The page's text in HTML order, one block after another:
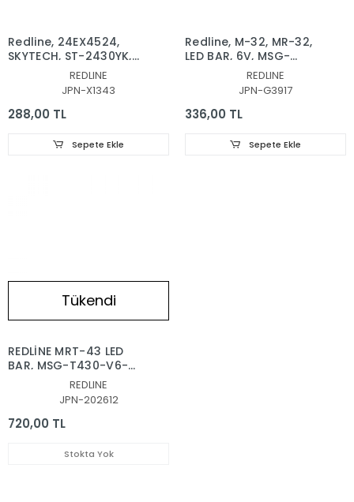
Redline, 24EX4524,
SKYTECH, ST-2430YK,
LED BAR, BACKLIGHT,
ZDCX236D06-ZC14F-
02, HL-00240A28-
0601S-02, MASON-LED,
REDLINE
JPN-X1343
288,00 TL
Sepete Ekle
Redline, M-32, MR-32,
LED BAR, 6V, MSG-
T320-V6-3030-XYH-
558.59MM*12MM*1.0T,
1.3.10703200266, TV,
REDLINE
JPN-G3917
336,00 TL
Sepete Ekle
Tükendi
REDLİNE MRT-43 LED
BAR, MSG-T430-V6-
3030-G1-6-07, REDLINE
M43 LED BAR
REDLINE
JPN-202612
720,00 TL
Stokta Yok